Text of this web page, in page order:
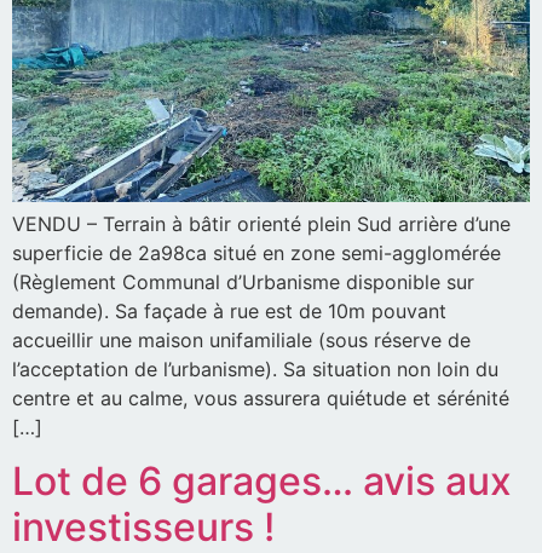
VENDU – Terrain à bâtir orienté plein Sud arrière d’une
superficie de 2a98ca situé en zone semi-agglomérée
(Règlement Communal d’Urbanisme disponible sur
demande). Sa façade à rue est de 10m pouvant
accueillir une maison unifamiliale (sous réserve de
l’acceptation de l’urbanisme). Sa situation non loin du
centre et au calme, vous assurera quiétude et sérénité
[…]
Lot de 6 garages… avis aux
investisseurs !